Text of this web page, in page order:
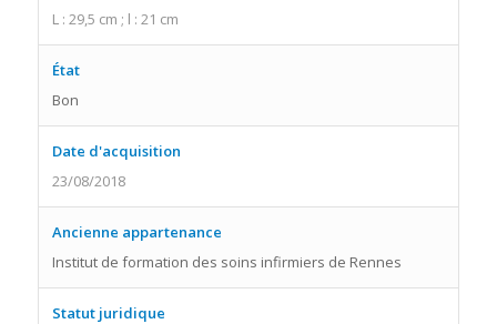
L : 29,5 cm ; l : 21 cm
État
Bon
Date d'acquisition
23/08/2018
Ancienne appartenance
Institut de formation des soins infirmiers de Rennes
Statut juridique